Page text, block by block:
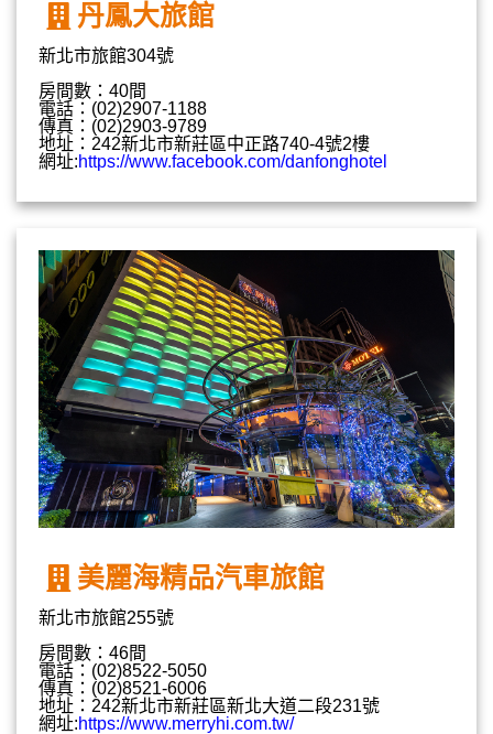
丹鳳大旅館
新北市旅館304號
房間數：40間
電話：(02)2907-1188
傳真：(02)2903-9789
地址：242新北市新莊區中正路740-4號2樓
網址:https://www.facebook.com/danfonghotel
美麗海精品汽車旅館
新北市旅館255號
房間數：46間
電話：(02)8522-5050
傳真：(02)8521-6006
地址：242新北市新莊區新北大道二段231號
網址:https://www.merryhi.com.tw/